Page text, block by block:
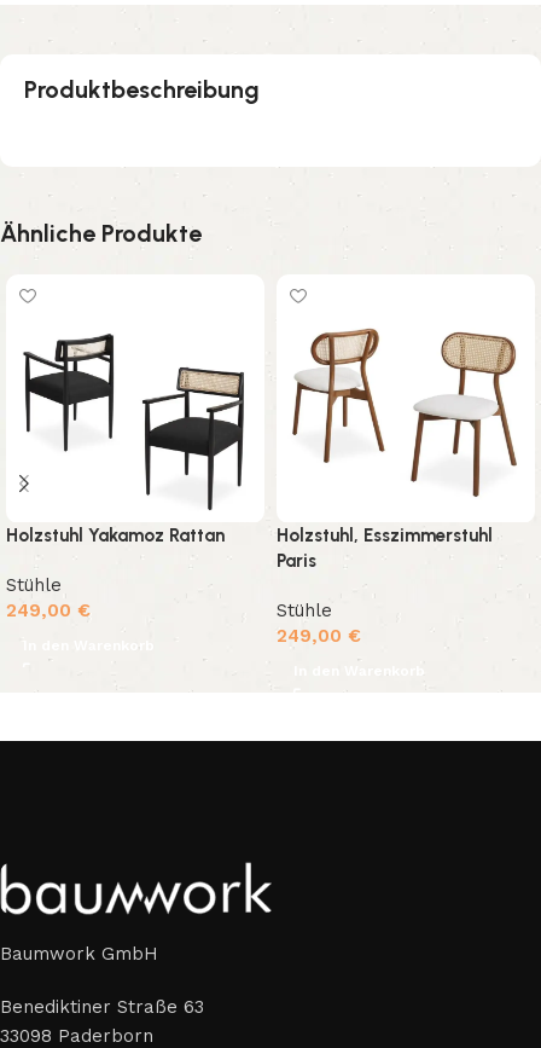
Produktbeschreibung
Ähnliche Produkte
Holzstuhl Yakamoz Rattan
Stühle
249,00 €
Holzstuhl, Esszimmerstuhl
Paris
Stühle
249,00 €
Baumwork GmbH
Benediktiner Straße 63
33098 Paderborn